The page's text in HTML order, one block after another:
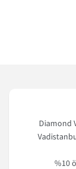
Diamond
%10